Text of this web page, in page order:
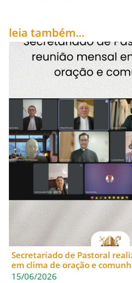
leia também...
Secretariado de Pastoral
em clima de oração e
15/06/2026